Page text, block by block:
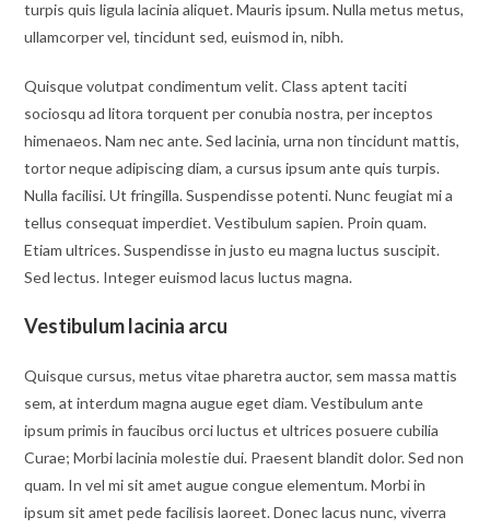
turpis quis ligula lacinia aliquet. Mauris ipsum. Nulla metus metus,
ullamcorper vel, tincidunt sed, euismod in, nibh.
Quisque volutpat condimentum velit. Class aptent taciti
sociosqu ad litora torquent per conubia nostra, per inceptos
himenaeos. Nam nec ante. Sed lacinia, urna non tincidunt mattis,
tortor neque adipiscing diam, a cursus ipsum ante quis turpis.
Nulla facilisi. Ut fringilla. Suspendisse potenti. Nunc feugiat mi a
tellus consequat imperdiet. Vestibulum sapien. Proin quam.
Etiam ultrices. Suspendisse in justo eu magna luctus suscipit.
Sed lectus. Integer euismod lacus luctus magna.
Vestibulum lacinia arcu
Quisque cursus, metus vitae pharetra auctor, sem massa mattis
sem, at interdum magna augue eget diam. Vestibulum ante
ipsum primis in faucibus orci luctus et ultrices posuere cubilia
Curae; Morbi lacinia molestie dui. Praesent blandit dolor. Sed non
quam. In vel mi sit amet augue congue elementum. Morbi in
ipsum sit amet pede facilisis laoreet. Donec lacus nunc, viverra